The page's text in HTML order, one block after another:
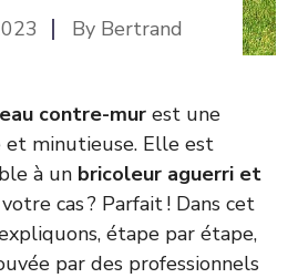
By Bertrand
contre-mur est une
minutieuse. Elle est
à un bricoleur aguerri et
votre cas ? Parfait ! Dans cet
étape par étape,
par des professionnels